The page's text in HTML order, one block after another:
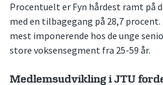
Procentuelt er Fyn hårdest ramt på
med en tilbagegang på 28,7
mest imponerende hos de unge
store voksensegment fra 25-59 år.
Medlemsudvikling i JTU